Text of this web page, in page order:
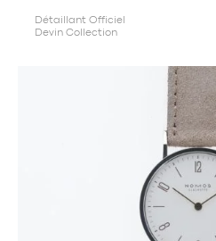
Détaillant Officiel
Devin Collection